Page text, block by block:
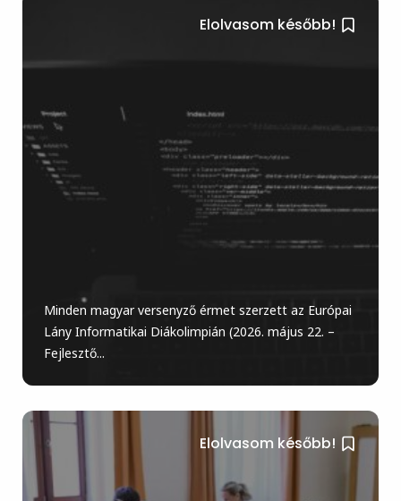
Elolvasom később!
Minden magyar versenyző érmet szerzett az Európai
Lány Informatikai Diákolimpián (2026. május 22. –
Fejlesztő...
Elolvasom később!